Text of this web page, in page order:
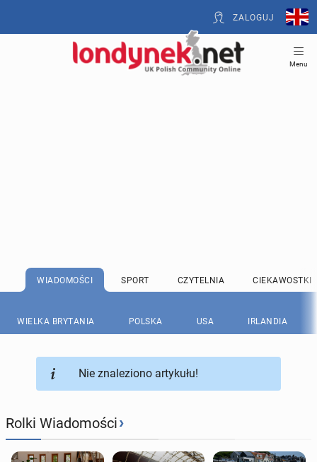
ZALOGUJ
Menu
WIADOMOŚCI SPORT CZYTELNIA CIEKAWOSTKI
WIELKA BRYTANIA POLSKA USA IRLANDIA
Nie znaleziono artykułu!
Rolki Wiadomości›